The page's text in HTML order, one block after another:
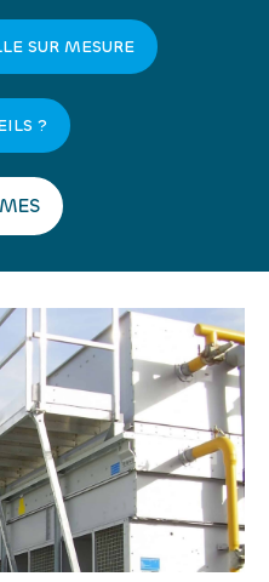
SUR MESURE
?